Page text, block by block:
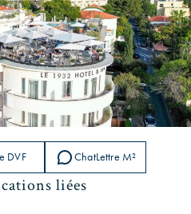
DVF ChatLettre M²
liées